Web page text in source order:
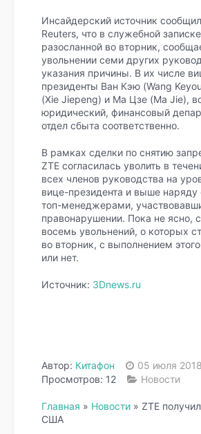
Инсайдерский источник сообщил
Reuters, что в служебной
разосланной во вторник,
увольнении семи других
указания причины. В их числе
президенты Ван Кэю (Wang
(Xie Jiepeng) и Ма Цзе (Ma Jie),
юридический, финансовый
отдел сбыта соответственно.
В рамках сделки по снятию
ZTE согласилась уволить в
всех членов руководства на
вице-президента и выше наряду
топ-менеджерами,
правонарушении. Пока не ясно,
восемь увольнений, о которых
во вторник, с выполнением
или нет.
Источник: 3Dnews.ru
Автор: Китафон
05 июля 2018
Просмотров: 12
Новости
Главная » Новости » ZTE
США